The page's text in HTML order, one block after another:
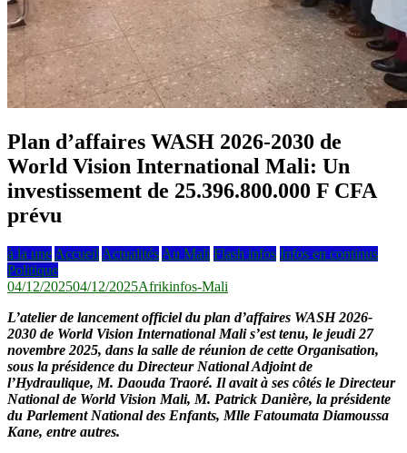
Plan d’affaires WASH 2026-2030 de
World Vision International Mali: Un
investissement de 25.396.800.000 F CFA
prévu
à la une Accueil Actualités Au Mali Flash infos Infos en continus
Politique
04/12/202504/12/2025Afrikinfos-Mali
L’atelier de lancement officiel du plan d’affaires WASH 2026-
2030 de World Vision International Mali s’est tenu, le jeudi 27
novembre 2025, dans la salle de réunion de cette Organisation,
sous la présidence du Directeur National Adjoint de
l’Hydraulique, M. Daouda Traoré. Il avait à ses côtés le Directeur
National de World Vision Mali, M. Patrick Danière, la présidente
du Parlement National des Enfants, Mlle Fatoumata Diamoussa
Kane, entre autres.